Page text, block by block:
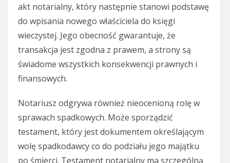
akt notarialny, który następnie stanowi podstawę
do wpisania nowego właściciela do księgi
wieczystej. Jego obecność gwarantuje, że
transakcja jest zgodna z prawem, a strony są
świadome wszystkich konsekwencji prawnych i
finansowych.
Notariusz odgrywa również nieocenioną rolę w
sprawach spadkowych. Może sporządzić
testament, który jest dokumentem określającym
wolę spadkodawcy co do podziału jego majątku
po śmierci. Testament notarialny ma szczególną